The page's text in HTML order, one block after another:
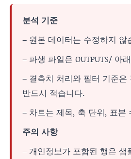
분석 기준
– 원본 데이터는 수정하지 않
– 파생 파일은 OUTPUTS/ 아
– 결측치 처리와 필터 기준은
반드시 적습니다.
– 차트는 제목, 축 단위, 표본
주의 사항
– 개인정보가 포함된 행은 샘